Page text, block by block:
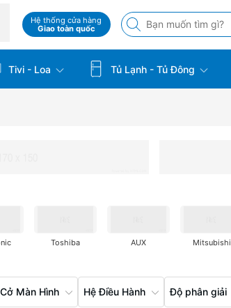
Hệ thống cửa hàng
Giao toàn quốc
Tivi - Loa Tủ Lạnh - Tủ Đông
Toshiba AUX Mitsubishi
Màn Hình Hệ Điều Hành Độ phân giải